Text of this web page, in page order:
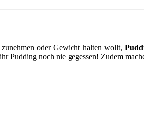
oder Gewicht halten wollt,
Pudding noch nie gegessen! Zudem